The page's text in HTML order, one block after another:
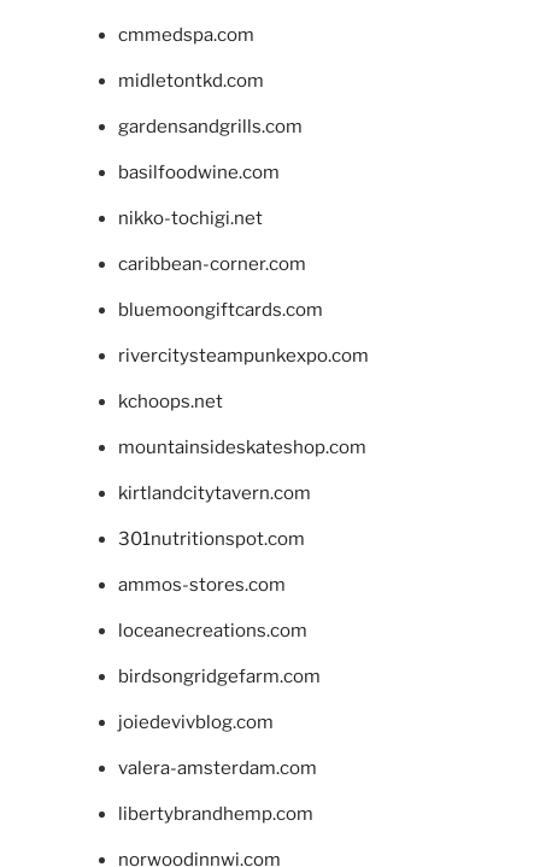
cmmedspa.com
midletontkd.com
gardensandgrills.com
basilfoodwine.com
nikko-tochigi.net
caribbean-corner.com
bluemoongiftcards.com
rivercitysteampunkexpo.com
kchoops.net
mountainsideskateshop.com
kirtlandcitytavern.com
301nutritionspot.com
ammos-stores.com
loceanecreations.com
birdsongridgefarm.com
joiedevivblog.com
valera-amsterdam.com
libertybrandhemp.com
norwoodinnwi.com